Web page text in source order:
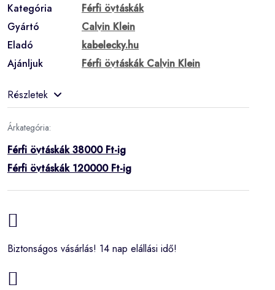
Kategória
Férfi övtáskák
Gyártó
Calvin Klein
Eladó
kabelecky.hu
Ajánljuk
Férfi övtáskák Calvin Klein
Részletek
Árkategória:
Férfi övtáskák 38000 Ft-ig
Férfi övtáskák 120000 Ft-ig
Biztonságos vásárlás! 14 nap elállási idő!